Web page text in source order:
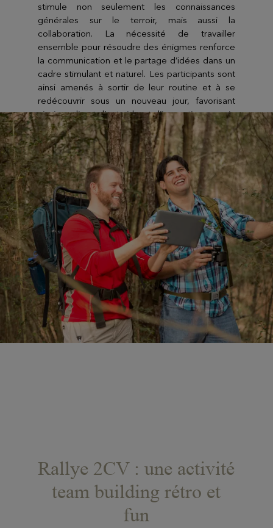
stimule non seulement les connaissances
générales sur le terroir, mais aussi la
collaboration. La nécessité de travailler
ensemble pour résoudre des énigmes renforce
la communication et le partage d’idées dans un
cadre stimulant et naturel. Les participants sont
ainsi amenés à sortir de leur routine et à se
redécouvrir sous un nouveau jour, favorisant
ainsi un climat d’entraide et d’innovation au sein
de l’équipe.
Rallye 2CV : une activité
team building rétro et
fun